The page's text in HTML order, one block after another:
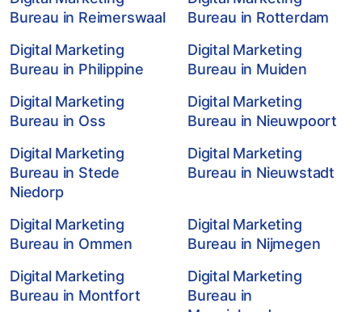
Bureau in Reimerswaal
Bureau in Rotterdam
Digital Marketing
Bureau in Philippine
Digital Marketing
Bureau in Muiden
Digital Marketing
Bureau in Oss
Digital Marketing
Bureau in Nieuwpoort
Digital Marketing
Bureau in Stede
Niedorp
Digital Marketing
Bureau in Nieuwstadt
Digital Marketing
Bureau in Ommen
Digital Marketing
Bureau in Nijmegen
Digital Marketing
Bureau in Montfort
Digital Marketing
Bureau in